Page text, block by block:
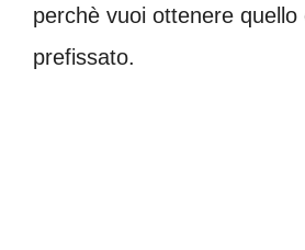
perchè vuoi ottenere quello
prefissato.